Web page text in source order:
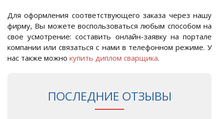
Для оформления соответствующего заказа через нашу
фирму, Вы можете воспользоваться любым способом на
свое усмотрение: составить онлайн-заявку на портале
компании или связаться с нами в телефонном режиме. У
нас также можно купить диплом сварщика.
ПОСЛЕДНИЕ ОТЗЫВЫ